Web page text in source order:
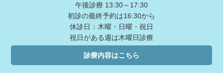
午後診療 13:30～17:30
初診の最終予約は16:30から
休診日：木曜・日曜・祝日
祝日がある週は木曜日診療
診療内容はこちら